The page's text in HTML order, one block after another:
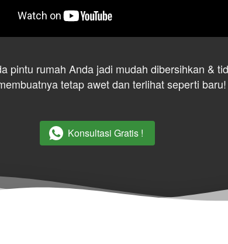
pintu rumah Anda jadi mudah dibersihkan &
tetap awet dan terlihat seperti baru!
` Konsultasi Gratis !